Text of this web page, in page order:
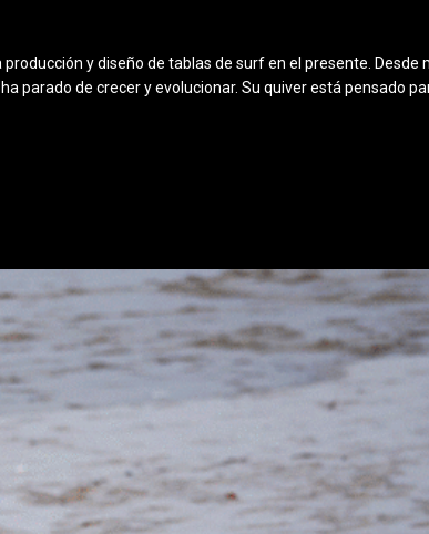
y diseño de tablas de surf en el presente. Desde
parado de crecer y evolucionar. Su quiver está pensado